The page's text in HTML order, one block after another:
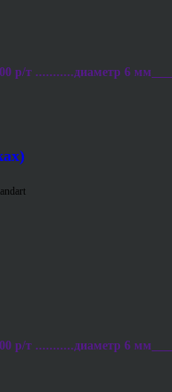
р/т ...........диаметр 6
р/т ...........диаметр 6